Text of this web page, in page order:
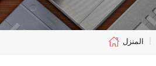
المنزل |